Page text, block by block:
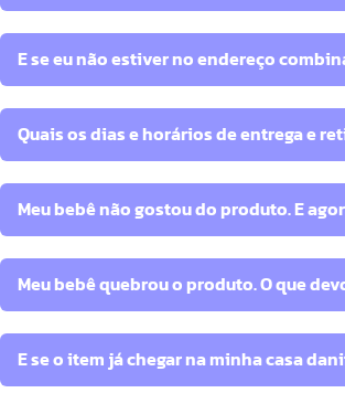
E se eu não estiver no endereço
Quais os dias e horários de entrega e
Meu bebê não gostou do produto. E
Meu bebê quebrou o produto. O que
E se o item já chegar na minha casa